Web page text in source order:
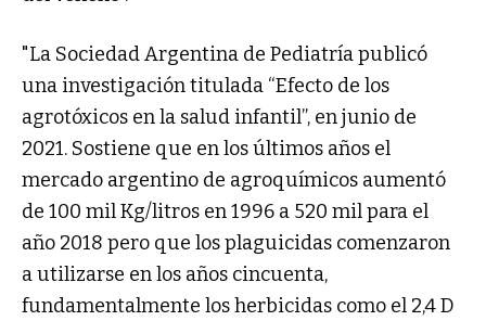
"La Sociedad Argentina de Pediatría publicó
una investigación titulada “Efecto de los
agrotóxicos en la salud infantil”, en junio de
2021. Sostiene que en los últimos años el
mercado argentino de agroquímicos aumentó
de 100 mil Kg/litros en 1996 a 520 mil para el
año 2018 pero que los plaguicidas comenzaron
a utilizarse en los años cincuenta,
fundamentalmente los herbicidas como el 2,4 D